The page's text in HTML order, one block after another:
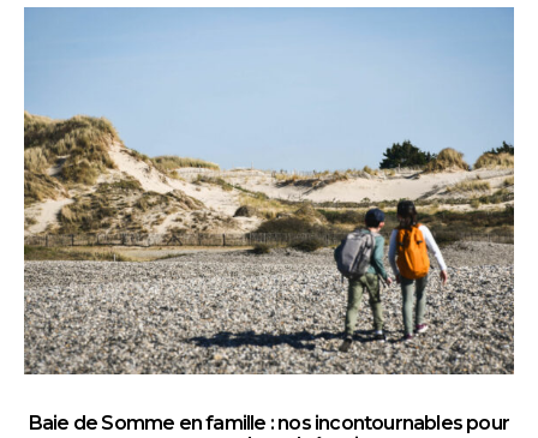
Baie de Somme en famille : nos incontournables pour